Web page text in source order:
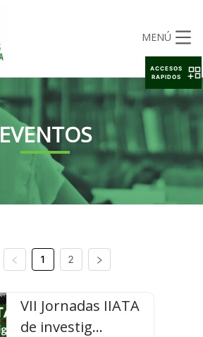
MENÚ
EVENTOS
1 2
VII Jornadas IIATA
de investig...
ACCESOS
RAPIDOS